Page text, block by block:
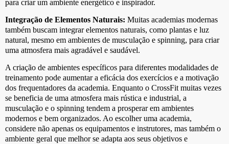
para criar um ambiente energético e inspirador.
Integração de Elementos Naturais: Muitas academias modernas
também buscam integrar elementos naturais, como plantas e luz
natural, mesmo em ambientes de musculação e spinning, para criar
uma atmosfera mais agradável e saudável.
A criação de ambientes específicos para diferentes modalidades de
treinamento pode aumentar a eficácia dos exercícios e a motivação
dos frequentadores da academia. Enquanto o CrossFit muitas vezes
se beneficia de uma atmosfera mais rústica e industrial, a
musculação e o spinning tendem a prosperar em ambientes
modernos e bem organizados. Ao escolher uma academia,
considere não apenas os equipamentos e instrutores, mas também o
ambiente geral que melhor se adapta aos seus objetivos e